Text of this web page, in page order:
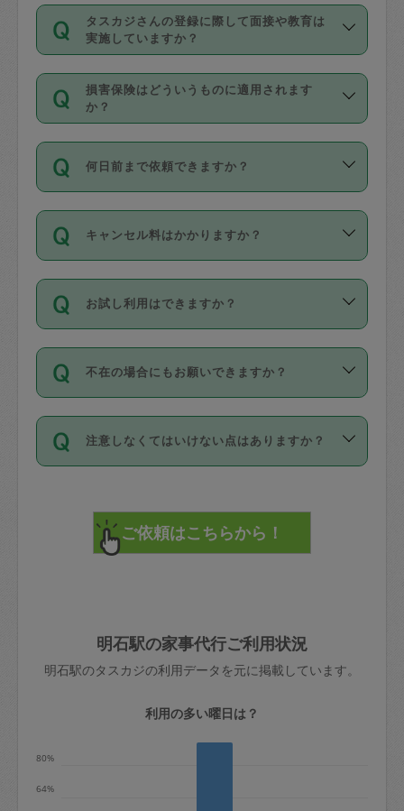
動計算で表示されます。
開始時間を２時間前後変更することが可
能です。依頼送信後、個別にタスカジさ
んにメッセージを送り調整してくださ
い。ただし、２時間を越えての調整はで
時間も被らない場合、損害保険の対象外
する前にタスカジさんのプロフィールで
確認してください。
基本的に、高所での作業や危険作業、屋
外での作業は対象外です。
主婦として長年の家事経験をお持ちの
方、栄養士・調理師といった資格者で保
育園や学校の給食やレストランで料理関
係の専門職に従事されていた方、日本で
すでにハウスキーパーや英語の先生とし
てお仕事をしているフィリピン出身の
社員など様々なバックグラウンドの方が
登録しています。
日本語も話せる方など様々です。
ールに記載していますので、各自の得意
を依頼してください。
タスカジさんの登録に際して面接や教育は
実施していますか？
応募の際に、各自事務局との面接と説明
を行っています。その後、身分証明書の
写真提出をしていただいています。外国
確認しています。タスカジさんトレーニ
ング動画を使ったセルフトレーニングの
現場トライアルを受け、合格したタスカ
ジさんが活動されています。
※テストセンターの講評は１件目のレビュ
参考
【詳細】タスカジさんの登録に際
損害保険はどういうものに適用されます
か？
依頼者とタスカジさんとの間でタスカジ
を通して成立した作業時間内での作業に
適用されます。作業範囲は、掃除、洗
です。作業中に物を壊したり、人にけが
をさせたりした場合が対象で、補償金額
す。
写真を撮り、
詳細FAQ：
損害賠償保険について教えて
何日前まで依頼できますか？
ご依頼は、現在を起点に3日後（72時間
以降）の日時から受付可能となっていま
す。
タスカジさんへ「募集」をかけることが
可能です。
キャンセル料はかかりますか？
キャンセル料には、以下の2種類がありま
す。
1. 直前キャンセル（定期、スポット契約
共通）
72時間を超える※と、以下のキャンセル
料が発生します。
直前キャンセル料：
72時間前〜24時間前＝依頼料金の50%
依頼者不在による当日キャンセル＝依頼
金額の100%＋交通費全額
※例：依頼日時／土曜日午前9時開始の場
お試し利用はできますか？
「お試し利用」というメニューはありま
せんが、「一回のみ」依頼を活用するこ
とによって、気に入ったタスカジさんを
まず、条件の合う気になるタスカジさ
みてください。
その後、一番気に入ったタスカジさんに
不在の場合にもお願いできますか？
不在の場合の作業はタスカジさんの同意
が必要です。数回の依頼ののち、タスカ
ジさんと依頼者の間で十分な信頼関係が
てください。
不在時に部屋に入るためにタスカジさん
きた場合は損害保険の対象外となるので
ご注意ください。
注意しなくてはいけない点はありますか？
で、必ず鍵のかかるロッカーや金庫に入
れて依頼者の責任の元管理するよう心掛
けてください。
あわせてこちらも参照ください：初めて
はありますか？
明石駅の家事代行ご利用状況
明石駅のタスカジの利用データを元に掲載しています。
利用の多い曜日は？
64%
80%